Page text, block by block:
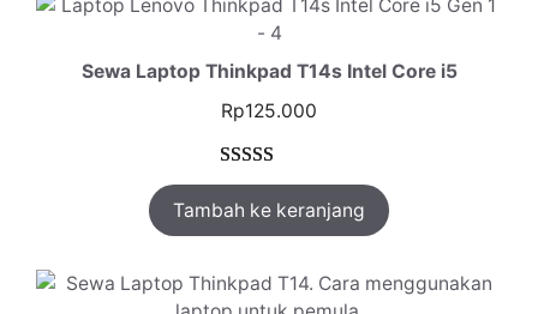
Sewa Laptop Thinkpad T14s Intel Core i5
Rp125.000
Peringkat
5.00dari 5
berdasarkan
1
penilaian
pelanggan
Tambah ke keranjang